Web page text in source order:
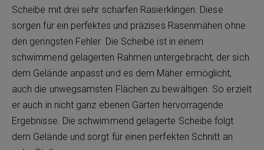
Scheibe mit drei sehr scharfen Rasierklingen. Diese
sorgen für ein perfektes und präzises Rasenmähen ohne
den geringsten Fehler. Die Scheibe ist in einem
schwimmend gelagerten Rahmen untergebracht, der sich
dem Gelände anpasst und es dem Mäher ermöglicht,
auch die unwegsamsten Flächen zu bewältigen. So erzielt
er auch in nicht ganz ebenen Gärten hervorragende
Ergebnisse. Die schwimmend gelagerte Scheibe folgt
dem Gelände und sorgt für einen perfekten Schnitt an